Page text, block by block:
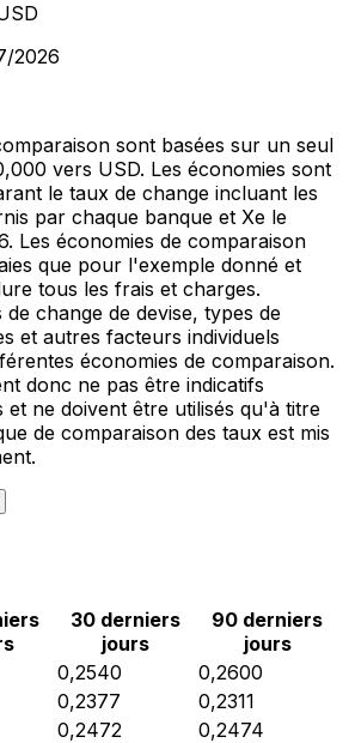
2026
sont basées sur un seul
vers USD. Les économies sont
le taux de change incluant les
par chaque banque et Xe le
Les économies de comparaison
que pour l'exemple donné et
tous les frais et charges.
change de devise, types de
et autres facteurs individuels
économies de comparaison.
donc ne pas être indicatifs
et ne doivent être utilisés qu'à titre
de comparaison des taux est mis
30 derniers
jours
90 derniers
jours
0,2540
0,2600
0,2377
0,2311
0,2472
0,2474